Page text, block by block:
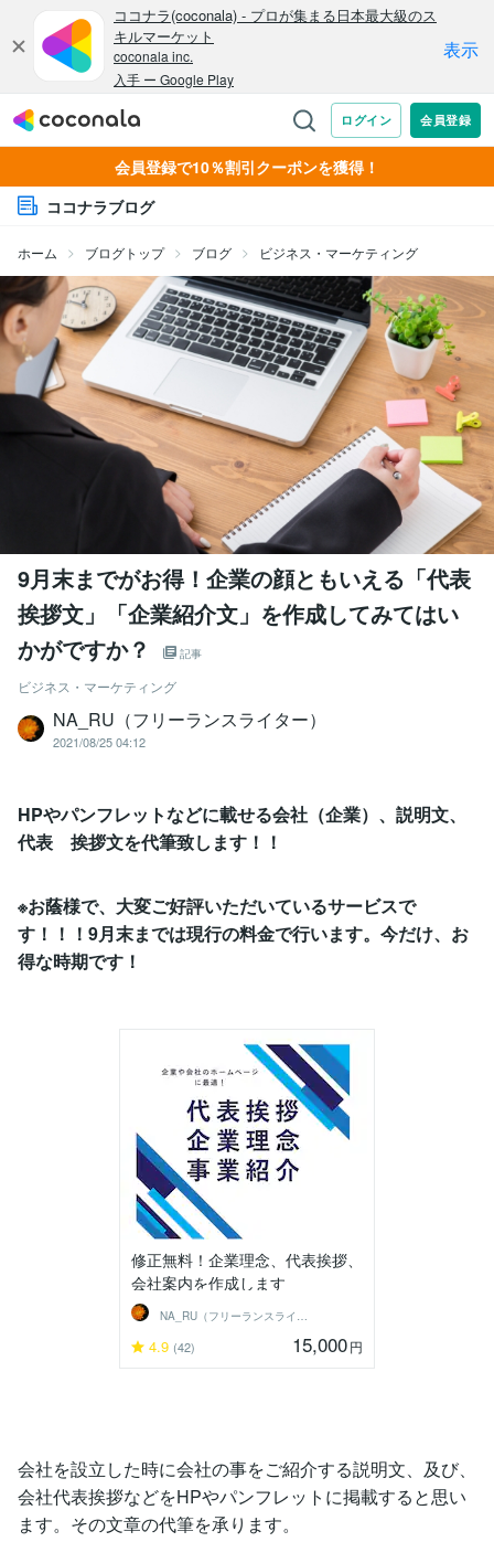
会員登録で10％割引クーポンを獲得！
ココナラブログ
ホーム ブログトップ ブログ ビジネス・マーケティング
9月末までがお得！企業の顔ともいえる「代表
挨拶文」「企業紹介文」を作成してみてはい
かがですか？
記事
ビジネス・マーケティング
NA_RU（フリーランスライター）
2021/08/25 04:12
HPやパンフレットなどに載せる会社（企業）、説明文、
代表 挨拶文を代筆致します！！
※お蔭様で、大変ご好評いただいているサービスで
す！！！9月末までは現行の料金で行います。今だけ、お
得な時期です！
修正無料！企業理念、代表挨拶、
会社案内を作成します
NA_RU（フリーランスライター）
4.9 (42) 15,000円
会社を設立した時に会社の事をご紹介する説明文、及び、
会社代表挨拶などをHPやパンフレットに掲載すると思い
ます。その文章の代筆を承ります。